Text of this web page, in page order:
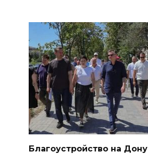
Благоустройство на Дону